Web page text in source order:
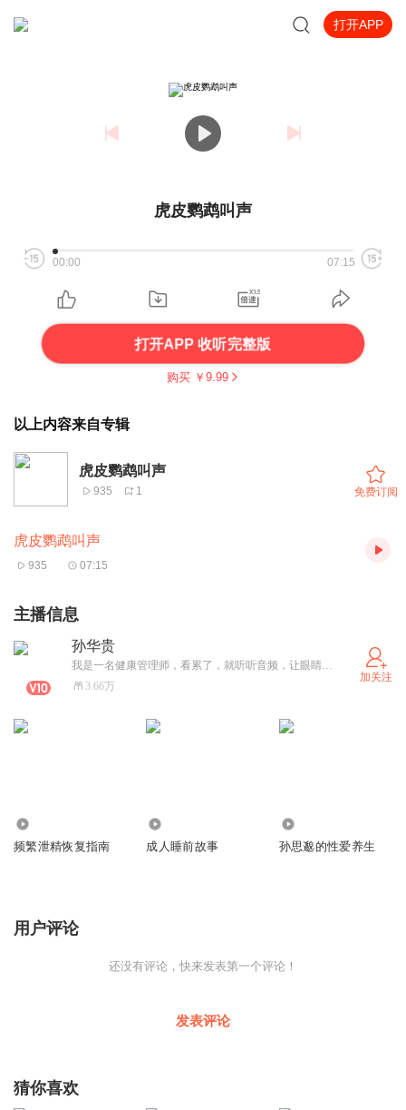
打开APP
虎皮鹦鹉叫声
00:00 07:15
打开APP 收听完整版
购买 ￥ 9.99
以上内容来自专辑
虎皮鹦鹉叫声
935 1 免费订阅
虎皮鹦鹉叫声
935 07:15
主播信息
孙华贵
我是一名健康管理师，看累了，就听听音频，让眼睛休息一下。
3.66万
加关注
频繁泄精恢复指南 成人睡前故事 孙思邈的性爱养生
用户评论
还没有评论，快来发表第一个评论！
发表评论
猜你喜欢